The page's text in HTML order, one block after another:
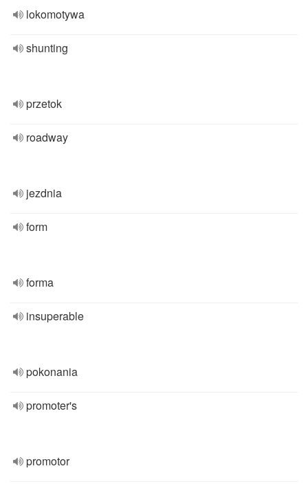
lokomotywa
shunting
przetok
roadway
jezdnia
form
forma
insuperable
pokonania
promoter's
promotor